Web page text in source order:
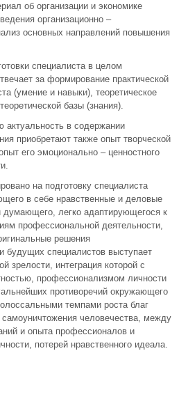
об организации и экономике
организационно –
основных направлений повышения
специалиста в целом
за формирование практической
(умение и навыки), теоретическое
базы (знания).
актуальность в содержании
приобретают также опыт творческой
его эмоционально – ценностного
на подготовку специалиста
в себе нравственные и деловые
думающего, легко адаптирующегося к
профессиональной деятельности,
решения
будущих специалистов выступает
зрелости, интеграция которой с
профессионализмом личности
противоречий окружающего
темпами роста благ
человечества, между
и опыта профессионалов и
потерей нравственного идеала.